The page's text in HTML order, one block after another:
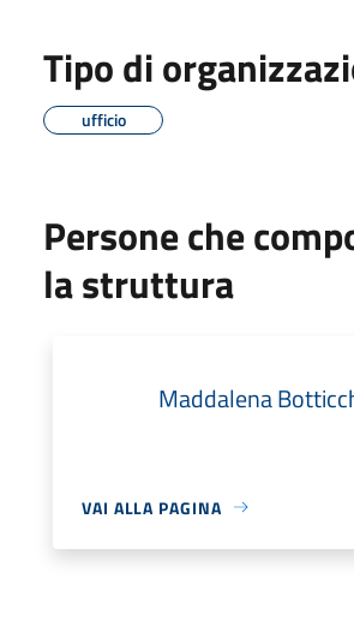
Tipo di
ufficio
Persone che
la struttura
Maddalena
VAI ALLA PAGINA